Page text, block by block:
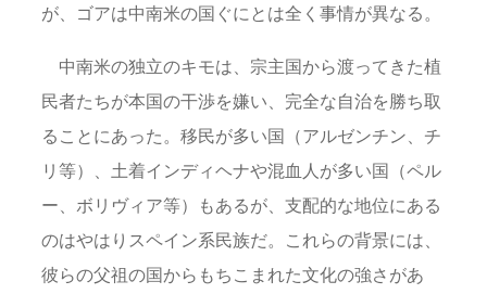
が、ゴアは中南米の国ぐにとは全く事情が異なる。
中南米の独立のキモは、宗主国から渡ってきた植
民者たちが本国の干渉を嫌い、完全な自治を勝ち取
ることにあった。移民が多い国（アルゼンチン、チ
リ等）、土着インディヘナや混血人が多い国（ペル
ー、ボリヴィア等）もあるが、支配的な地位にある
のはやはりスペイン系民族だ。これらの背景には、
彼らの父祖の国からもちこまれた文化の強さがあ